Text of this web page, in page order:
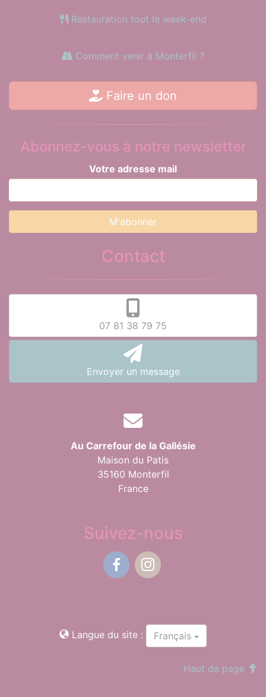
Restauration tout le week-end
Comment venir à Monterfil ?
Faire un don
Abonnez-vous à notre newsletter
Votre adresse mail
Contact
07 81 38 79 75
Envoyer un message
Au Carrefour de la Gallésie
Maison du Patis
35160 Monterfil
France
Suivez-nous
Langue du site : Français
Haut de page